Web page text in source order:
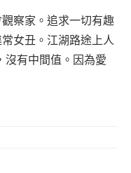
察家。追求一切有趣
女丑。江湖路途上人
沒有中間值。因為愛